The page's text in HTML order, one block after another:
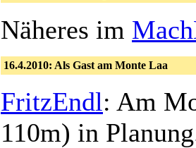
Näheres im
16.4.2010: Als Gast am Monte Laa
FritzEndl: Am
110m) in